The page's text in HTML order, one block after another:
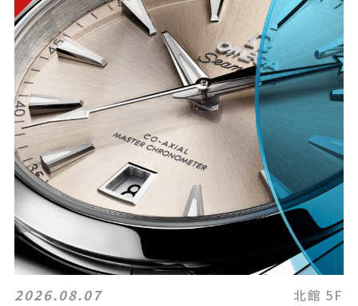
2026.08.07 北館 5F